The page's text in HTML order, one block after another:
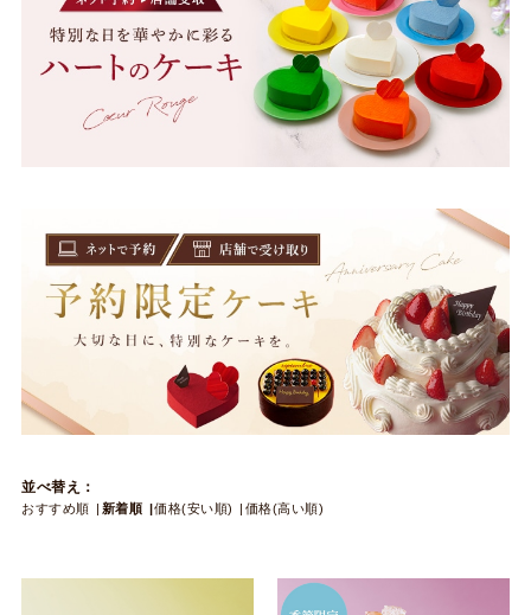
並べ替え：
おすすめ順 新着順 価格(安い順) 価格(高い順)